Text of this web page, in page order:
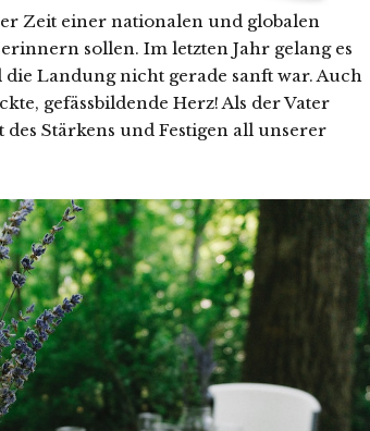
Zeit einer nationalen und globalen
sollen. Im letzten Jahr gelang es
Landung nicht gerade sanft war. Auch
gefässbildende Herz! Als der Vater
Stärkens und Festigen all unserer